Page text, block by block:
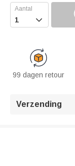

99 dagen retour
Verzending